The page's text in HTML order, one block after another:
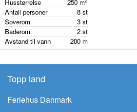
Husstørrelse 250 m
Antall personer 8 st
Soverom
3 st
Baderom
2 st
Avstand til vann
200 m
Topp land
Feriehus Danmark